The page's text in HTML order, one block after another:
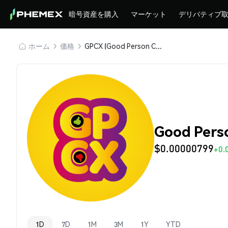
暗号資産を購入 マーケット デリバティブ
ホーム 価格 GPCX (Good Person Coin)
Good
$0.00000799
1D 7D 1M 3M 1Y YTD